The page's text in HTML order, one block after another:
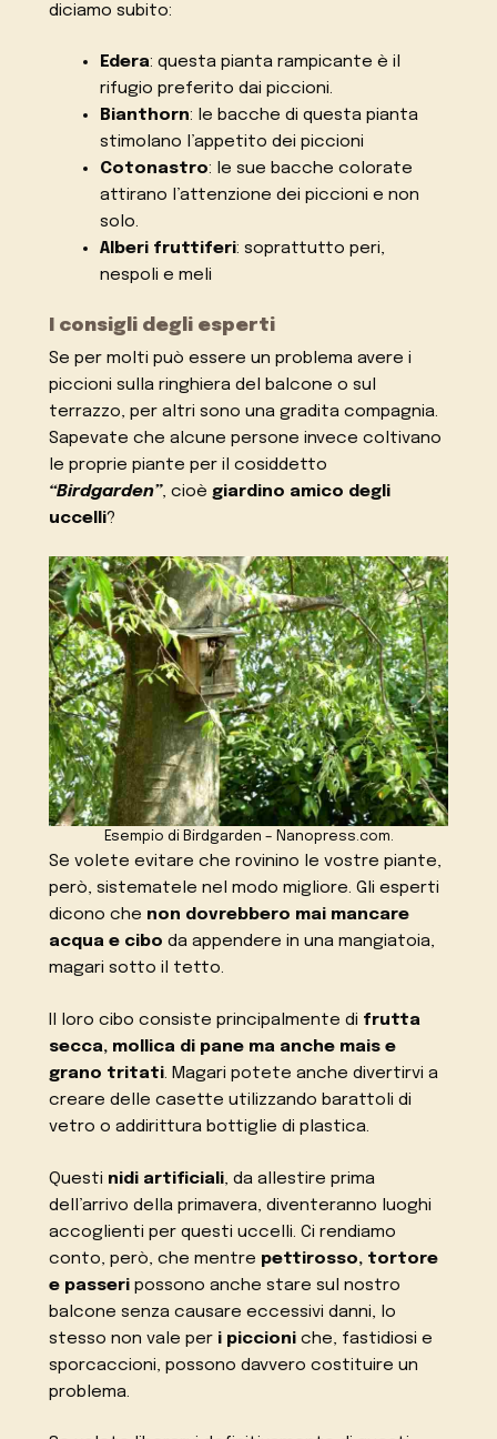
diciamo subito:
Edera: questa pianta rampicante è il
rifugio preferito dai piccioni.
Bianthorn: le bacche di questa pianta
stimolano l’appetito dei piccioni
Cotonastro: le sue bacche colorate
attirano l’attenzione dei piccioni e non
solo.
Alberi fruttiferi: soprattutto peri,
nespoli e meli
I consigli degli esperti
Se per molti può essere un problema avere i
piccioni sulla ringhiera del balcone o sul
terrazzo, per altri sono una gradita compagnia.
Sapevate che alcune persone invece coltivano
le proprie piante per il cosiddetto
“Birdgarden”, cioè giardino amico degli
uccelli?
Esempio di Birdgarden – Nanopress.com.
Se volete evitare che rovinino le vostre piante,
però, sistematele nel modo migliore. Gli esperti
dicono che non dovrebbero mai mancare
acqua e cibo da appendere in una mangiatoia,
magari sotto il tetto.
Il loro cibo consiste principalmente di frutta
secca, mollica di pane ma anche mais e
grano tritati. Magari potete anche divertirvi a
creare delle casette utilizzando barattoli di
vetro o addirittura bottiglie di plastica.
Questi nidi artificiali, da allestire prima
dell’arrivo della primavera, diventeranno luoghi
accoglienti per questi uccelli. Ci rendiamo
conto, però, che mentre pettirosso, tortore
e passeri possono anche stare sul nostro
balcone senza causare eccessivi danni, lo
stesso non vale per i piccioniche, fastidiosi e
sporcaccioni, possono davvero costituire un
problema.